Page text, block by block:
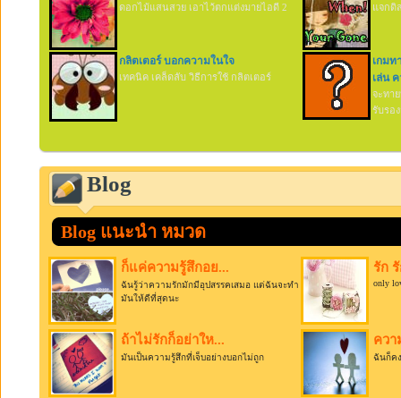
ดอกไม้แสนสวย เอาไว้ตกแต่งมายไอดี 2 แจกดิ
กลิตเตอร์ บอกความในใจ
เทคนิค เคล็ดลับ วิธีการใช้ กลิตเตอร์
เกมท
เล่น
จะทา
รับรอ
Blog
Blog แนะนำ หมวด
ก็แค่ความรู้สึกอย...
ฉันรู้ว่าความรักมักมีอุปสรรคเสมอ แต่ฉันจะทำ
มันให้ดีที่สุดนะ
รัก
only
ถ้าไม่รักก็อย่าให...
มันเป็นความรู้สึกที่เจ็บอย่างบอกไม่ถูก
ควา
ฉันก็ค